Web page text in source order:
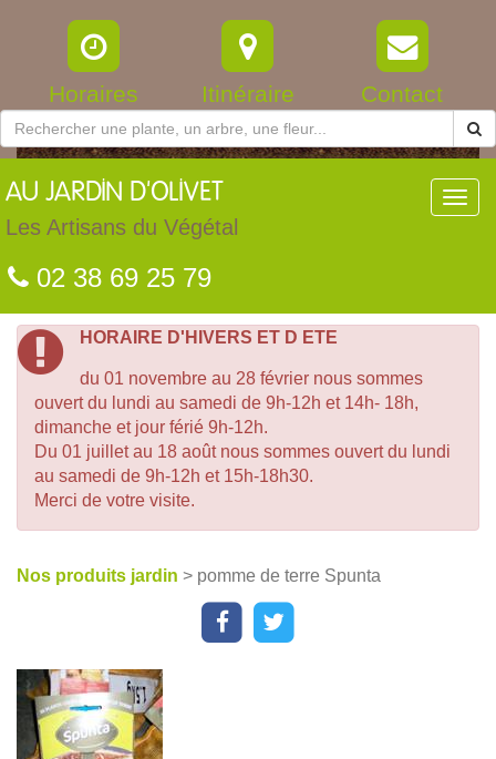
Horaires Itinéraire Contact
AU JARDIN D'OLIVET
Les Artisans du Végétal
02 38 69 25 79
HORAIRE D'HIVERS ET D ETE
du 01 novembre au 28 février nous sommes
ouvert du lundi au samedi de 9h-12h et 14h- 18h,
dimanche et jour férié 9h-12h.
Du 01 juillet au 18 août nous sommes ouvert du lundi
au samedi de 9h-12h et 15h-18h30.
Merci de votre visite.
Nos produits jardin > pomme de terre Spunta